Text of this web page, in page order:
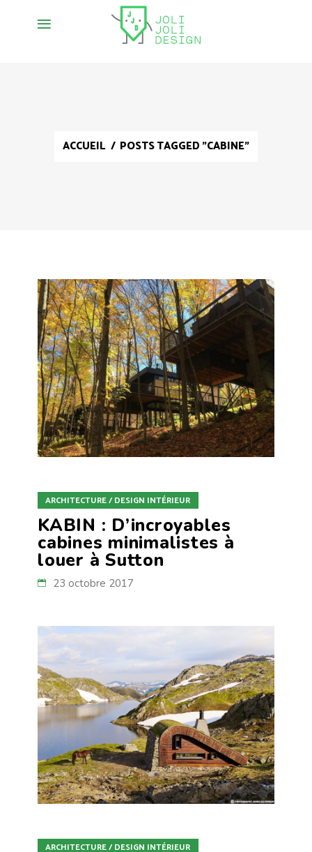
ACCUEIL / POSTS TAGGED "CABINE"
ARCHITECTURE / DESIGN INTÉRIEUR
KABIN : D’incroyables
cabines minimalistes à
louer à Sutton
23 octobre 2017
ARCHITECTURE / DESIGN INTÉRIEUR